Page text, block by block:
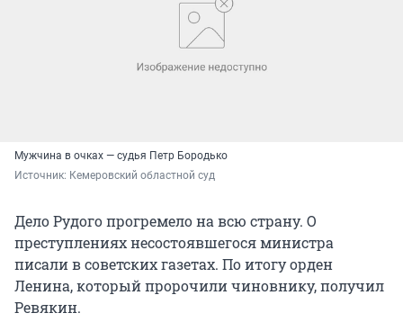
Мужчина в очках — судья Петр Бородько
Источник: Кемеровский областной суд
Дело Рудого прогремело на всю страну. О
преступлениях несостоявшегося министра
писали в советских газетах. По итогу орден
Ленина, который пророчили чиновнику, получил
Ревякин.